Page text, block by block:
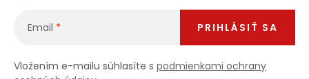
Email
Vložením e-mailu súhlasíte s podmienkami ochrany
PRIHLÁSIŤ SA